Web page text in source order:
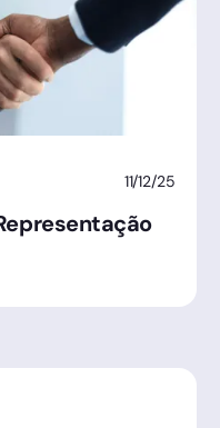
11/12/25